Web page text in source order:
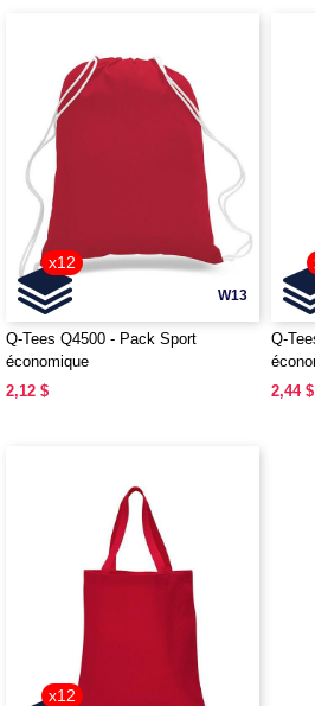
W13
x12
Q-Tees Q4500 - Pack Sport
économique
2,12 $
Q-
2,44 $
x12